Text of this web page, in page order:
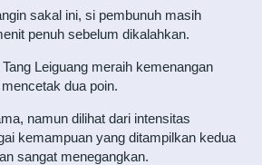
sakal ini, si pembunuh masih
penuh sebelum dikalahkan.
Leiguang meraih kemenangan
dua poin.
namun dilihat dari intensitas
kemampuan yang ditampilkan kedua
sangat menegangkan.